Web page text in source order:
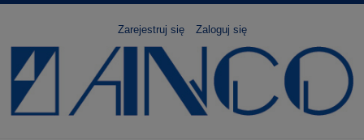
Zarejestruj się Zaloguj się